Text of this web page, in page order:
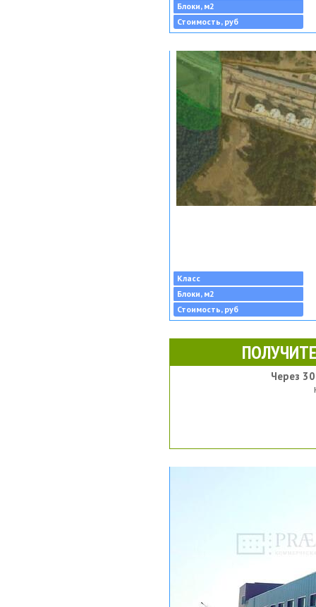
Блоки, м2
Стоимость, руб
Класс
Блоки, м2
Стоимость, руб
Через